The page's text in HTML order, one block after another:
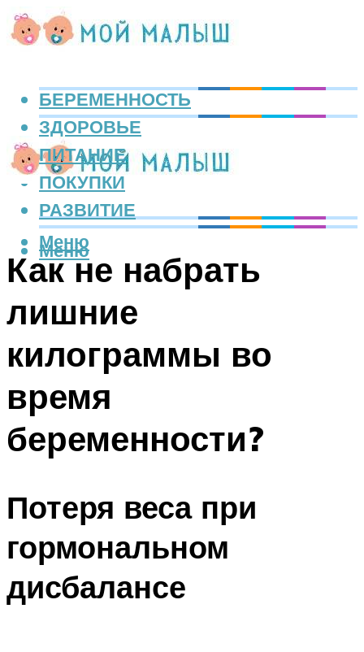
БЕРЕМЕННОСТЬ
ЗДОРОВЬЕ
ПИТАНИЕ
ПОКУПКИ
РАЗВИТИЕ
Меню
Меню
Как не набрать
лишние
килограммы во
время
беременности?
Потеря веса при
гормональном
дисбалансе